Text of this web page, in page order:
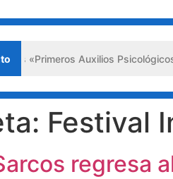
Auxilios Psicológicos y
Festival
regresa